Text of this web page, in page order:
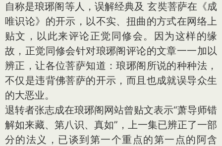
自称是琅琊阁等人，误解经典及 玄奘菩萨在《成
唯识论》的开示，以不实、扭曲的方式在网络上
贴文，以此来评论正觉同修会。因为这样的缘
故，正觉同修会针对琅琊阁评论的文章一一加以
辨正，让各位菩萨知道：琅琊阁所说的种种法，
不仅是违背佛菩萨的开示，而且也成就误导众生
的大恶业。
退转者张志成在琅琊阁网站曾贴文表示“萧导师错
解如来藏、第八识、真如”，上一集已辨正了一部
分的法义，已谈到第一个重点的第一点的阿含